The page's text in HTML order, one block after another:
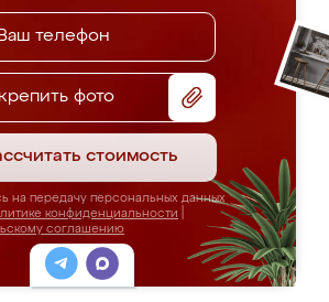
фото
стоимость
на передачу персональных данных
конфиденциальности
соглашению